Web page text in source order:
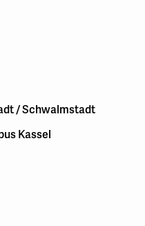
/ Schwalmstadt
Kassel